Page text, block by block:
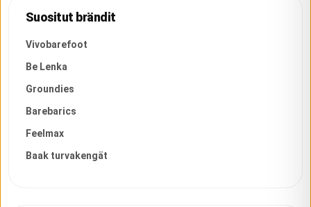
Suositut brändit
Vivobarefoot
Be Lenka
Groundies
Barebarics
Feelmax
Baak turvakengät